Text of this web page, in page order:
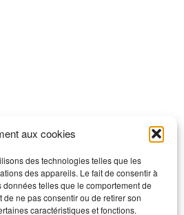
aux cookies
des technologies telles que les
des appareils. Le fait de consentir à
telles que le comportement de
ne pas consentir ou de retirer son
caractéristiques et fonctions.